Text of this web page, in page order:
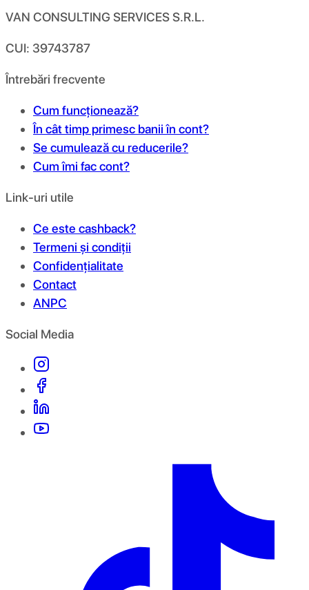
VAN CONSULTING SERVICES S.R.L.
CUI: 39743787
Întrebări frecvente
Cum funcționează?
În cât timp primesc banii în cont?
Se cumulează cu reducerile?
Cum îmi fac cont?
Link-uri utile
Ce este cashback?
Termeni și condiții
Confidențialitate
Contact
ANPC
Social Media